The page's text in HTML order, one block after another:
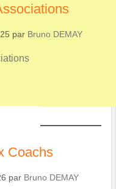
par Bruno DEMAY
Coachs
par Bruno DEMAY